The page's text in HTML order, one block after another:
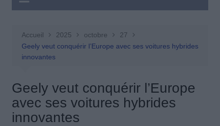
Accueil 2025 octobre
27
Geely veut conquérir l’Europe avec ses voitures hybrides
innovantes
Geely veut conquérir l’Europe
avec ses voitures hybrides
innovantes